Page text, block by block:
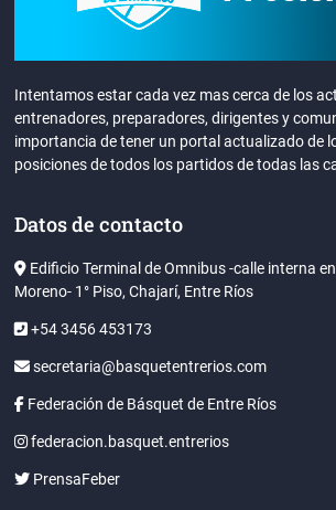
Intentamos estar cada vez mas cerca de los
entrenadores, preparadores, dirigentes y
importancia de tener un portal actualizado de
posiciones de todos los partidos de todas las
Datos de contacto
Edificio Terminal de Omnibus -calle interna
Moreno- 1° Piso, Chajarí, Entre Ríos
+54 3456 453173
secretaria@basquetentrerios.com
Federación de Básquet de Entre Ríos
federacion.basquet.entrerios
PrensaFeber